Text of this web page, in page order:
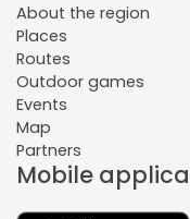
About the region
Places
Routes
Outdoor games
Events
Map
Partners
Mobile